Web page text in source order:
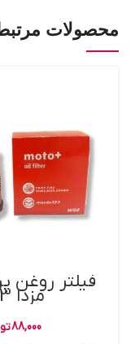
محصولات
فیلتر روغن
مزدا 323
88,000